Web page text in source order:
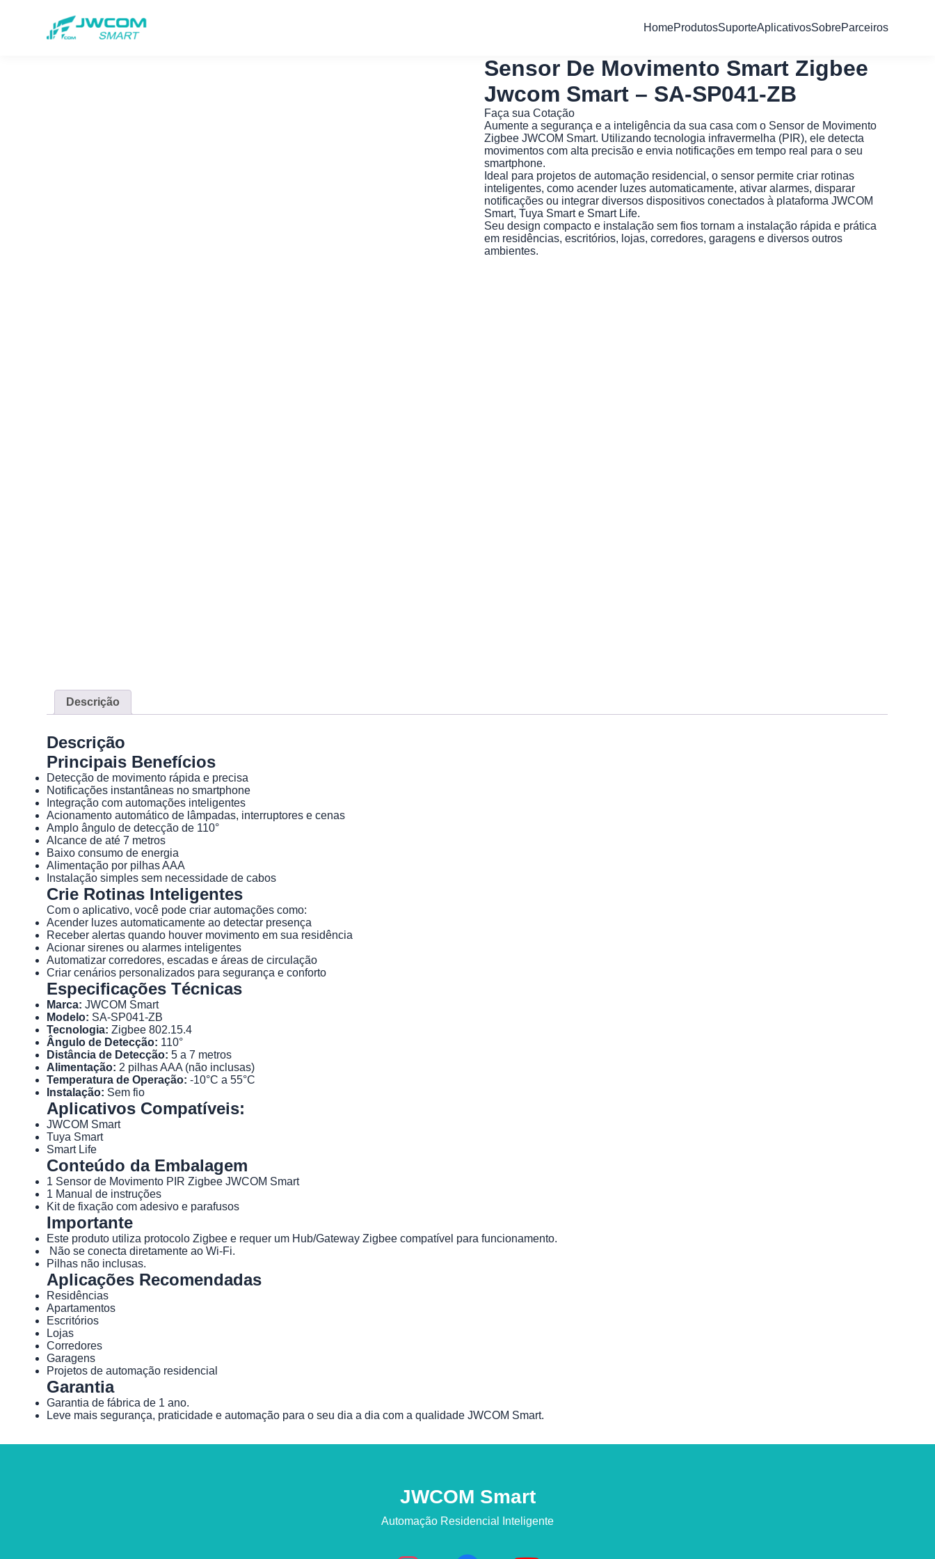
HomeProdutosSuporteAplicativosSobreParceiros
Sensor De Movimento Smart Zigbee
Jwcom Smart – SA-SP041-ZB
Faça sua Cotação
Aumente a segurança e a inteligência da sua casa com o Sensor de Movimento
Zigbee JWCOM Smart. Utilizando tecnologia infravermelha (PIR), ele detecta
movimentos com alta precisão e envia notificações em tempo real para o seu
smartphone.
Ideal para projetos de automação residencial, o sensor permite criar rotinas
inteligentes, como acender luzes automaticamente, ativar alarmes, disparar
notificações ou integrar diversos dispositivos conectados à plataforma JWCOM
Smart, Tuya Smart e Smart Life.
Seu design compacto e instalação sem fios tornam a instalação rápida e prática
em residências, escritórios, lojas, corredores, garagens e diversos outros
ambientes.
Descrição
Descrição
Principais Benefícios
Detecção de movimento rápida e precisa
Notificações instantâneas no smartphone
Integração com automações inteligentes
Acionamento automático de lâmpadas, interruptores e cenas
Amplo ângulo de detecção de 110°
Alcance de até 7 metros
Baixo consumo de energia
Alimentação por pilhas AAA
Instalação simples sem necessidade de cabos
Crie Rotinas Inteligentes
Com o aplicativo, você pode criar automações como:
Acender luzes automaticamente ao detectar presença
Receber alertas quando houver movimento em sua residência
Acionar sirenes ou alarmes inteligentes
Automatizar corredores, escadas e áreas de circulação
Criar cenários personalizados para segurança e conforto
Especificações Técnicas
Marca: JWCOM Smart
Modelo: SA-SP041-ZB
Tecnologia: Zigbee 802.15.4
Ângulo de Detecção: 110°
Distância de Detecção: 5 a 7 metros
Alimentação: 2 pilhas AAA (não inclusas)
Temperatura de Operação: -10°C a 55°C
Instalação: Sem fio
Aplicativos Compatíveis:
JWCOM Smart
Tuya Smart
Smart Life
Conteúdo da Embalagem
1 Sensor de Movimento PIR Zigbee JWCOM Smart
1 Manual de instruções
Kit de fixação com adesivo e parafusos
Importante
Este produto utiliza protocolo Zigbee e requer um Hub/Gateway Zigbee compatível para funcionamento.
Não se conecta diretamente ao Wi-Fi.
Pilhas não inclusas.
Aplicações Recomendadas
Residências
Apartamentos
Escritórios
Lojas
Corredores
Garagens
Projetos de automação residencial
Garantia
Garantia de fábrica de 1 ano.
Leve mais segurança, praticidade e automação para o seu dia a dia com a qualidade JWCOM Smart.
JWCOM Smart
Automação Residencial Inteligente